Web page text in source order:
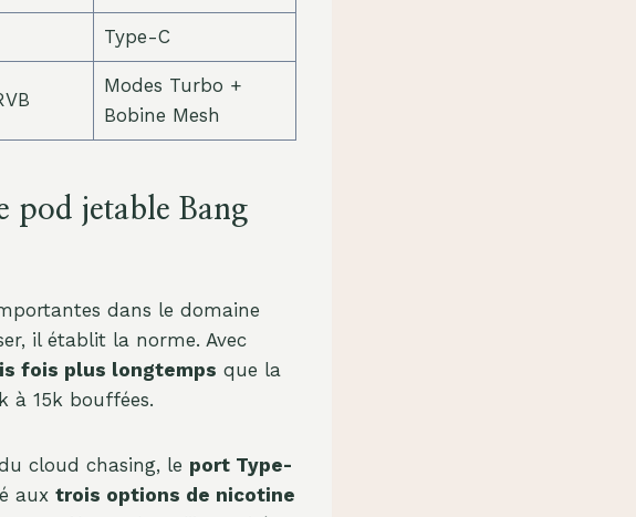
Type-C
Modes Turbo +
Bobine Mesh
pod jetable Bang
dans le domaine
il établit la norme. Avec
fois plus longtemps que la
à 15k bouffées.
cloud chasing, le port Type-
aux trois options de nicotine